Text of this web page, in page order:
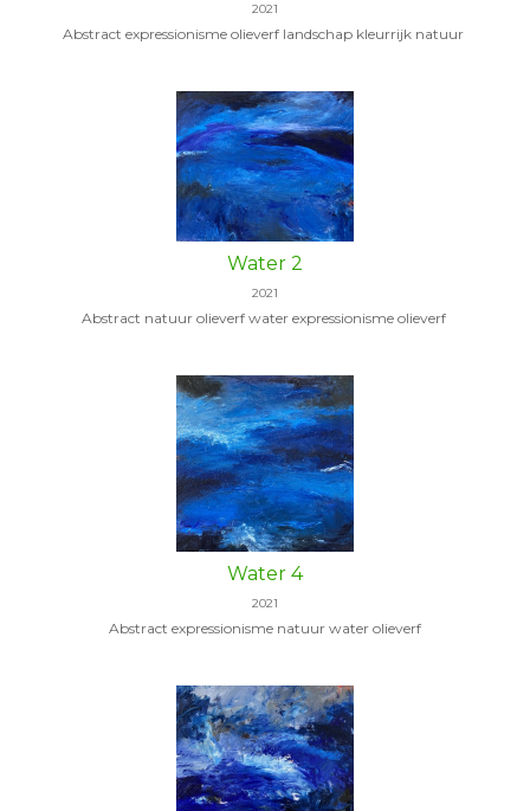
2021
Abstract expressionisme olieverf landschap kleurrijk natuur
Water 2
2021
Abstract natuur olieverf water expressionisme olieverf
Water 4
2021
Abstract expressionisme natuur water olieverf